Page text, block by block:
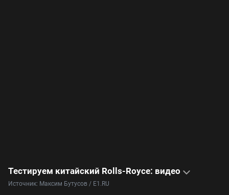
Тестируем китайский Rolls-Royce: видео
Источник: Максим Бутусов / E1.RU